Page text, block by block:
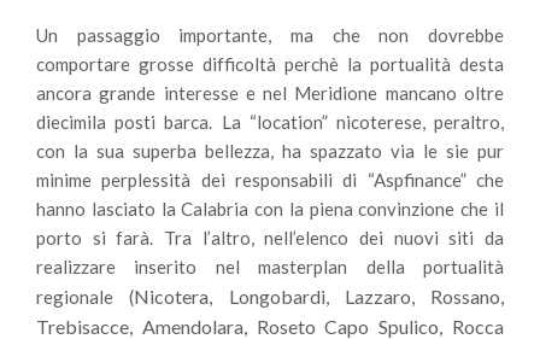
Un passaggio importante, ma che non dovrebbe
comportare grosse difficoltà perchè la portualità desta
ancora grande interesse e nel Meridione mancano oltre
diecimila posti barca. La “location” nicoterese, peraltro,
con la sua superba bellezza, ha spazzato via le sie pur
minime perplessità dei responsabili di “Aspfinance” che
hanno lasciato la Calabria con la piena convinzione che il
porto si farà. Tra l’altro, nell’elenco dei nuovi siti da
realizzare inserito nel masterplan della portualità
regionale (Nicotera, Longobardi, Lazzaro, Rossano,
Trebisacce, Amendolara, Roseto Capo Spulico, Rocca